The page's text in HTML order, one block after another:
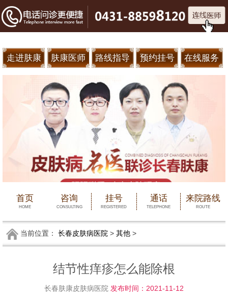
走进肤康 肤康医师 路线指导 预约挂号 在线服务
首页
HOME
咨询
CONSULTING
挂号
REGISTERED
通话
TELEPHONE
来院路线
ROUTE
当前位置： 长春皮肤病医院> 其他>
结节性痒疹怎么能除根
长春肤康皮肤病医院 发布时间：2021-11-12